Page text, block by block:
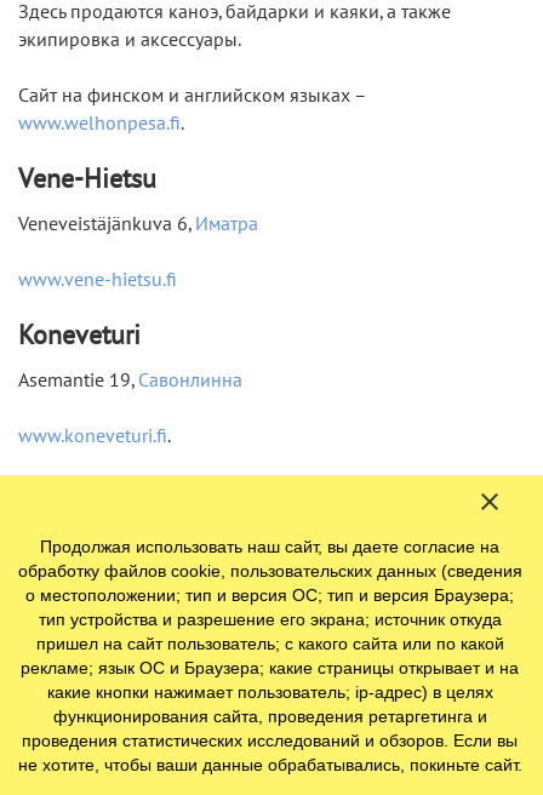
Здесь продаются каноэ, байдарки и каяки, а также
экипировка и аксессуары.
Cайт на финском и английском языках –
www.welhonpesa.fi.
Vene-Hietsu
Veneveistäjänkuva 6, Иматра
www.vene-hietsu.fi
Koneveturi
Asemantie 19, Савонлинна
www.koneveturi.fi.
Kauppakatu 20, Тааветти, недалеко от
Сайта нет, контакт –turo.mankinen@rautia.fi.
Väri & Vapaa-aika Tiusanen
Keskustie 12, Пуумала
Контакт –tiusanen-oy@hotmail.fi.
Продолжая использовать наш сайт, вы даете согласие на
обработку файлов cookie, пользовательских данных (сведения
о местоположении; тип и версия ОС; тип и версия Браузера;
тип устройства и разрешение его экрана; источник откуда
пришел на сайт пользователь; с какого сайта или по какой
рекламе; язык ОС и Браузера; какие страницы открывает и на
какие кнопки нажимает пользователь; ip-адрес) в целях
функционирования сайта, проведения ретаргетинга и
проведения статистических исследований и обзоров. Если вы
не хотите, чтобы ваши данные обрабатывались, покиньте сайт.